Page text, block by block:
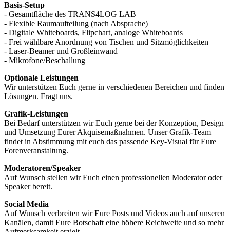
Basis-Setup
- Gesamtfläche des TRANS4LOG LAB
- Flexible Raumaufteilung (nach Absprache)
- Digitale Whiteboards, Flipchart, analoge Whiteboards
- Frei wählbare Anordnung von Tischen und Sitzmöglichkeiten
- Laser-Beamer und Großleinwand
- Mikrofone/Beschallung
Optionale Leistungen
Wir unterstützen Euch gerne in verschiedenen Bereichen und finden
Lösungen. Fragt uns.
Grafik-Leistungen
Bei Bedarf unterstützen wir Euch gerne bei der Konzeption, Design
und Umsetzung Eurer Akquisemaßnahmen. Unser Grafik-Team
findet in Abstimmung mit euch das passende Key-Visual für Eure
Forenveranstaltung.
Moderatoren/Speaker
Auf Wunsch stellen wir Euch einen professionellen Moderator oder
Speaker bereit.
Social Media
Auf Wunsch verbreiten wir Eure Posts und Videos auch auf unseren
Kanälen, damit Eure Botschaft eine höhere Reichweite und so mehr